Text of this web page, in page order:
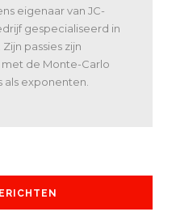
eigenaar van JC-
gespecialiseerd in
passies zijn
met de Monte-Carlo
als exponenten.